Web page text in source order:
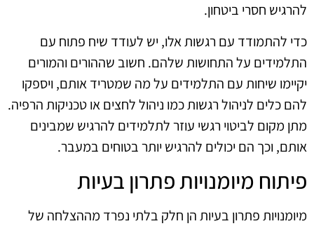
להרגיש חסרי ביטחון.
כדי להתמודד עם רגשות אלו, יש לעודד שיח פתוח עם
התלמידים על התחושות שלהם. חשוב שההורים והמורים
יקיימו שיחות עם התלמידים על מה שמטריד אותם, ויספקו
להם כלים לניהול רגשות כמו ניהול לחצים או טכניקות הרפיה.
מתן מקום לביטוי רגשי עוזר לתלמידים להרגיש שמבינים
אותם, וכך הם יכולים להרגיש יותר בטוחים במעבר.
פיתוח מיומנויות פתרון בעיות
מיומנויות פתרון בעיות הן חלק בלתי נפרד מההצלחה של